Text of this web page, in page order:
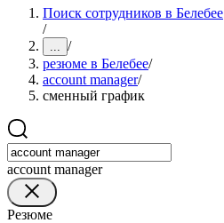
Поиск сотрудников в Белебее
/
... /
резюме в Белебее/
account manager/
сменный график
account manager
Резюме